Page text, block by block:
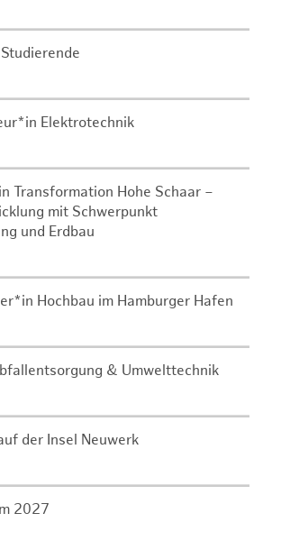
Elektrotechnik
Transformation Hohe Schaar –
mit Schwerpunkt
und Erdbau
Hochbau im Hamburger Hafen
& Umwelttechnik
der Insel Neuwerk
2027